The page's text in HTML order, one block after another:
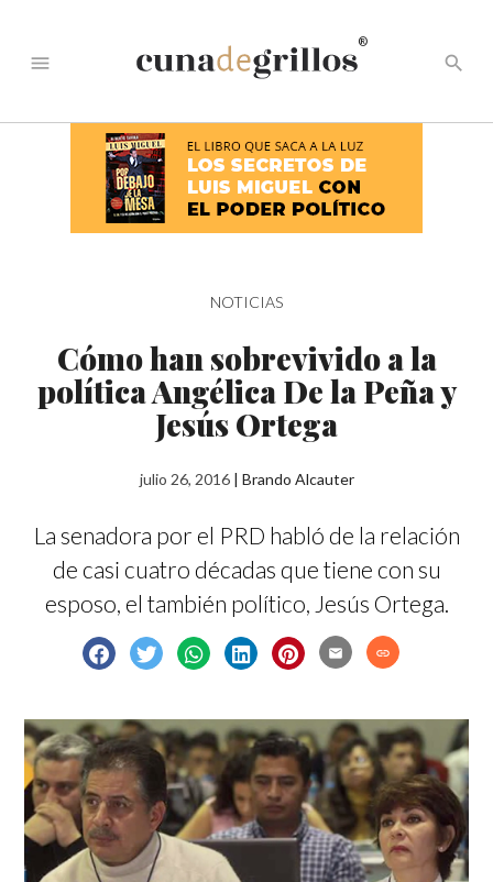
menu
®
search
NOTICIAS
Cómo han sobrevivido a la
política Angélica De la Peña y
Jesús Ortega
julio 26, 2016 | Brando Alcauter
La senadora por el PRD habló de la relación
de casi cuatro décadas que tiene con su
esposo, el también político, Jesús Ortega.
email link